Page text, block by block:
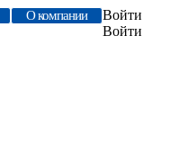
О компании
Войти
Войти